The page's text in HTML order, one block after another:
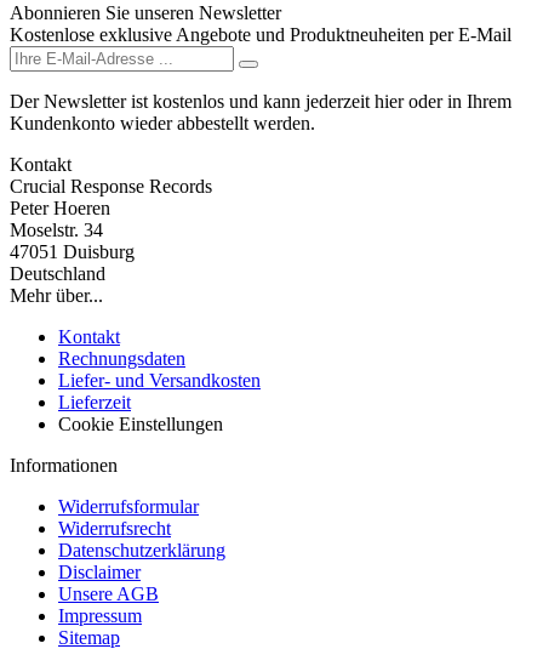
Abonnieren Sie unseren Newsletter
Kostenlose exklusive Angebote und Produktneuheiten per E-Mail
Der Newsletter ist kostenlos und kann jederzeit hier oder in Ihrem
Kundenkonto wieder abbestellt werden.
Kontakt
Crucial Response Records
Peter Hoeren
Moselstr. 34
47051 Duisburg
Deutschland
Mehr über...
Kontakt
Rechnungsdaten
Liefer- und Versandkosten
Lieferzeit
Cookie Einstellungen
Informationen
Widerrufsformular
Widerrufsrecht
Datenschutzerklärung
Disclaimer
Unsere AGB
Impressum
Sitemap